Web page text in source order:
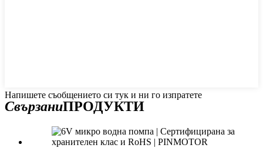
Напишете съобщението си тук и ни го изпратете
СвързаниПРОДУКТИ